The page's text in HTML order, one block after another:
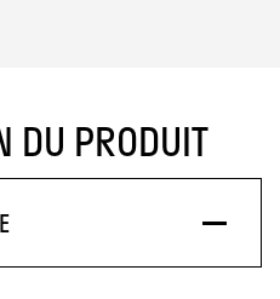
DU PRODUIT